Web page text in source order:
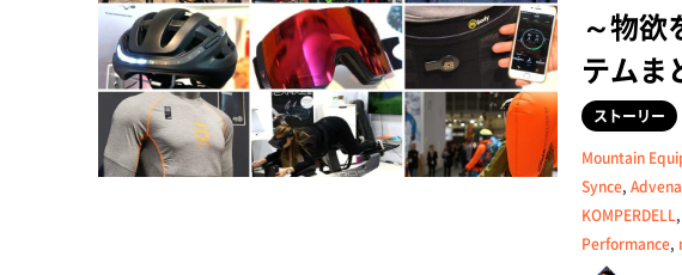
～物欲
テムま
ストーリー
Mountain
Synce,
KOMPERDELL,
Performance,